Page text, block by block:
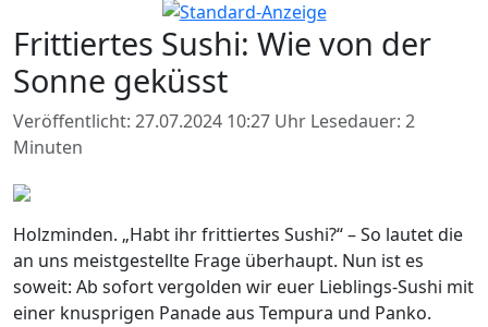
Frittiertes Sushi: Wie von der
Sonne geküsst
Veröffentlicht: 27.07.2024 10:27 Uhr Lesedauer: 2
Minuten
Holzminden. „Habt ihr frittiertes Sushi?“ – So lautet die
an uns meistgestellte Frage überhaupt. Nun ist es
soweit: Ab sofort vergolden wir euer Lieblings-Sushi mit
einer knusprigen Panade aus Tempura und Panko.